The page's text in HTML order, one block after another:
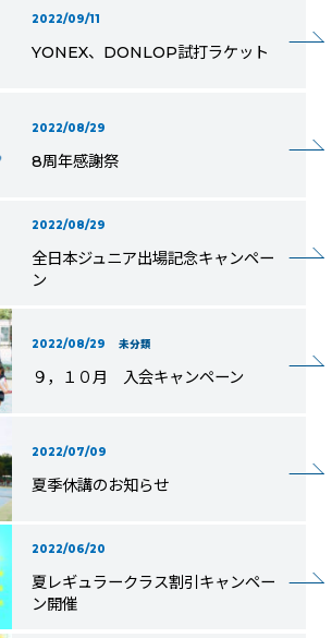
2022/09/11
YONEX、DONLOP試打ラケット
2022/08/29
8周年感謝祭
2022/08/29
全日本ジュニア出場記念キャンペー
ン
2022/08/29 未分類
９，１０月 入会キャンペーン
2022/07/09
夏季休講のお知らせ
2022/06/20
夏レギュラークラス割引キャンペー
ン開催